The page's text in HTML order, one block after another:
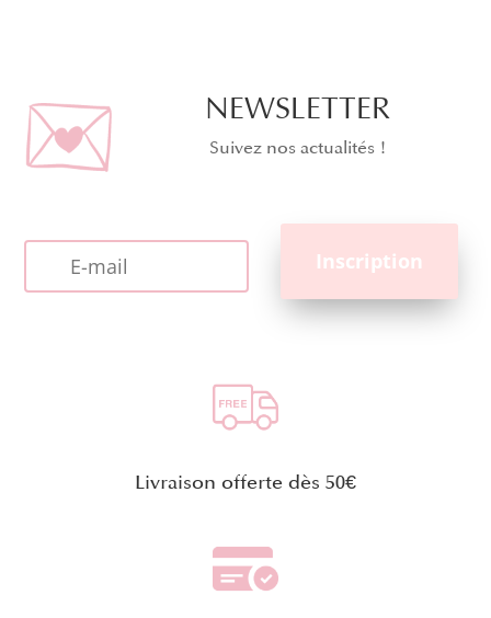
NEWSLETTER
Suivez nos actualités !
Livraison offerte dès 50€